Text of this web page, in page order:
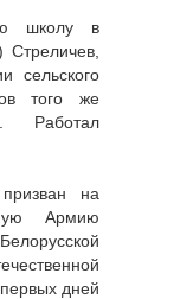
школу в
Стреличев,
сельского
того же
Работал
на
Армию
дней